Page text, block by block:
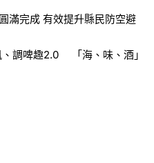
滿完成 有效提升縣民防空避
調啤趣2.0 「海、味、酒」